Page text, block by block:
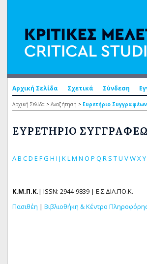
Αρχική Σελίδα Σχετικά Σύνδεση
Αρχική Σελίδα > Αναζήτηση > Ευρετήριο Συγγραφέων
ΕΥΡΕΤΉΡΙΟ
AB CD E FG H I J KLM N O P Q R S TU VWXY
Κ.Μ.Π.Κ.| ISSN: 2944-9839 | Ε.Σ.ΔΙΑ.ΠΟ.Κ.
Πασιθέη | Βιβλιοθήκη & Κέντρο